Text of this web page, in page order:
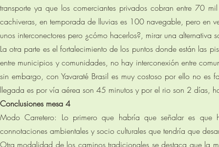
transporte ya que los comerciantes privados cobran entre 70
cachiveras, en temporada de lluvias es 100 navegable, pero en
unos interconectores pero ¿cómo hacerlos?, mirar una alternativa
La otra parte es el fortalecimiento de los puntos donde están las
entre municipios y comunidades, no hay interconexión entre
sin embargo, con Yavaraté Brasil es muy costoso por ello no
llegada es por vía aérea son 45 minutos y por el rio son 2 días,
Conclusiones mesa 4
Modo Carretero: Lo primero que habría que señalar es
connotaciones ambientales y socio culturales que tendría que
Otra modalidad de los caminos tradicionales se destaca que la